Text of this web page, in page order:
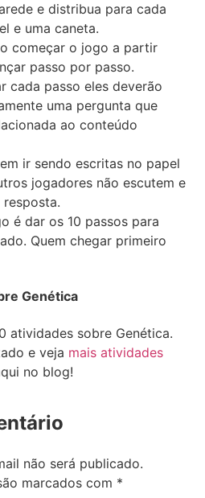
e distribua para cada
e uma caneta.
começar o jogo a partir
passo por passo.
cada passo eles deverão
uma pergunta que
ao conteúdo
ir sendo escritas no papel
jogadores não escutem e
resposta.
é dar os 10 passos para
Quem chegar primeiro
Genética
atividades sobre Genética.
e veja mais atividades
no blog!
não será publicado.
marcados com *